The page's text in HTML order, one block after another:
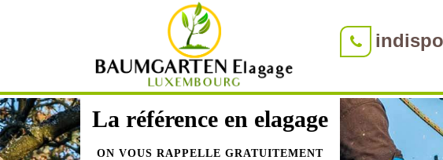
La référence en elagage
ON VOUS RAPPELLE GRATUITEMENT